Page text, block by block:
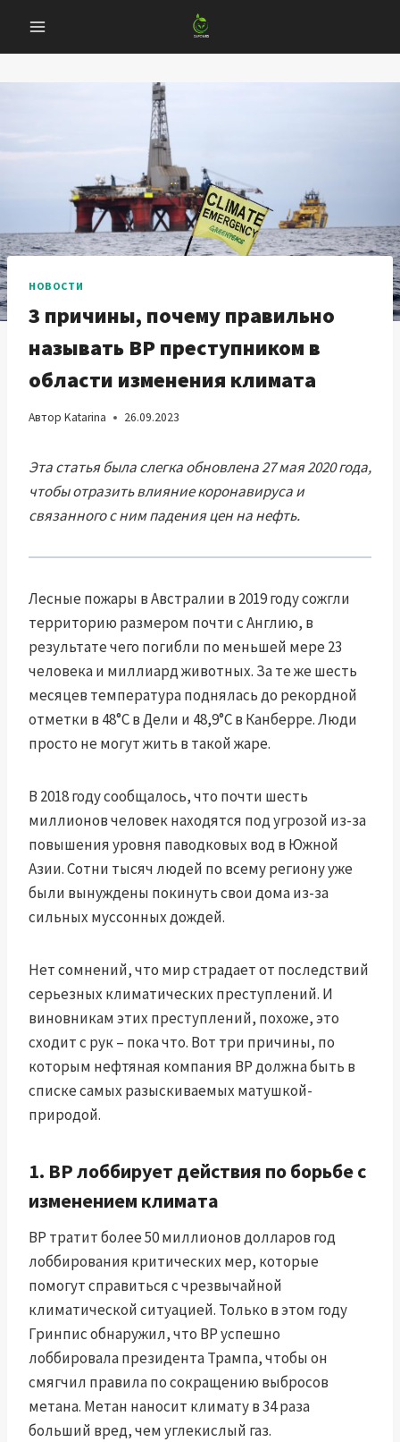
содержанию
НОВОСТИ
3 причины, почему правильно
называть BP преступником в
области изменения климата
Автор Katarina 26.09.2023
Эта статья была слегка обновлена ​​27 мая 2020 года,
чтобы отразить влияние коронавируса и
связанного с ним падения цен на нефть.
Лесные пожары в Австралии в 2019 году сожгли
территорию размером почти с Англию, в
результате чего погибли по меньшей мере 23
человека и миллиард животных. За те же шесть
месяцев температура поднялась до рекордной
отметки в 48°C в Дели и 48,9°C в Канберре. Люди
просто не могут жить в такой жаре.
В 2018 году сообщалось, что почти шесть
миллионов человек находятся под угрозой из-за
повышения уровня паводковых вод в Южной
Азии. Сотни тысяч людей по всему региону уже
были вынуждены покинуть свои дома из-за
сильных муссонных дождей.
Нет сомнений, что мир страдает от последствий
серьезных климатических преступлений. И
виновникам этих преступлений, похоже, это
сходит с рук – пока что. Вот три причины, по
которым нефтяная компания BP должна быть в
списке самых разыскиваемых матушкой-
природой.
1. BP лоббирует действия по борьбе с
изменением климата
BP тратит более50 миллионов долларов год
лоббирования критических мер, которые
помогут справиться с чрезвычайной
климатической ситуацией. Только в этом году
Гринпис обнаружил, что BP успешно
лоббировала президента Трампа, чтобы он
смягчил правила по сокращению выбросов
метана. Метан наносит климату в 34 раза
больший вред, чем углекислый газ.